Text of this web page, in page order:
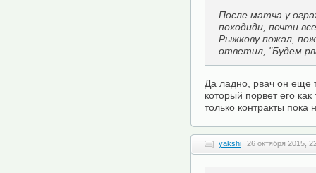
После матча у
походиди, почти
Рыжкову пожал,
ответил, "Будем
Да ладно, рвач он еще
который порвет его
только контракты пока
yakshi 26 октября 2015,